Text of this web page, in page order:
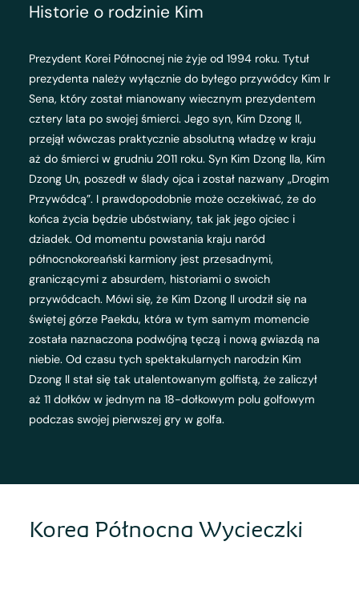
Historie o rodzinie Kim
Prezydent Korei Północnej nie żyje od 1994 roku. Tytuł
prezydenta należy wyłącznie do byłego przywódcy Kim Ir
Sena, który został mianowany wiecznym prezydentem
cztery lata po swojej śmierci. Jego syn, Kim Dzong Il,
przejął wówczas praktycznie absolutną władzę w kraju
aż do śmierci w grudniu 2011 roku. Syn Kim Dzong Ila, Kim
Dzong Un, poszedł w ślady ojca i został nazwany „Drogim
Przywódcą”. I prawdopodobnie może oczekiwać, że do
końca życia będzie ubóstwiany, tak jak jego ojciec i
dziadek. Od momentu powstania kraju naród
północnokoreański karmiony jest przesadnymi,
graniczącymi z absurdem, historiami o swoich
przywódcach. Mówi się, że Kim Dzong Il urodził się na
świętej górze Paekdu, która w tym samym momencie
została naznaczona podwójną tęczą i nową gwiazdą na
niebie. Od czasu tych spektakularnych narodzin Kim
Dzong Il stał się tak utalentowanym golfistą, że zaliczył
aż 11 dołków w jednym na 18-dołkowym polu golfowym
podczas swojej pierwszej gry w golfa.
Korea Północna Wycieczki